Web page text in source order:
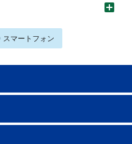
スマートフォン